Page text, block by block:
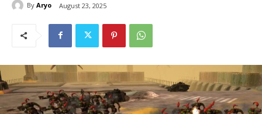
By Aryo August 23, 2025